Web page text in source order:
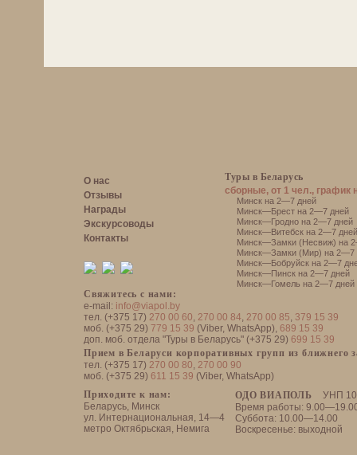
О нас
Отзывы
Награды
Экскурсоводы
Контакты
Свяжитесь с нами:
e-mail: info@viapol.by
тел. (+375 17) 270 00 60, 270 00 84, 270 00 85, 379 15 39
моб. (+375 29) 779 15 39 (Viber, WhatsApp), 689 15 39
доп. моб. отдела "Туры в Беларусь" (+375 29) 699 15 39
Прием в Беларуси корпоративных групп из ближнего
тел. (+375 17) 270 00 80, 270 00 90
моб. (+375 29) 611 15 39 (Viber, WhatsApp)
ОДО ВИАПОЛЬ
УНП
Время работы:
Суббота: 10.00—14.00
Воскресенье: выходной
Приходите к нам:
Беларусь, Минск
ул. Интернациональная, 14—4
метро Октябрьская, Немига
Туры в Беларусь
сборные, от 1 чел., график
Минск на 2—7 дней
Минск—Брест на 2—7 дней
Минск—Гродно на 2—7 дней
Минск—Витебск на 2—7 дней
Минск—Замки (Несвиж) на
Минск—Замки (Мир) на 2—7
Минск—Бобруйск на 2—7
Минск—Пинск на 2—7 дней
Минск—Гомель на 2—7 дней